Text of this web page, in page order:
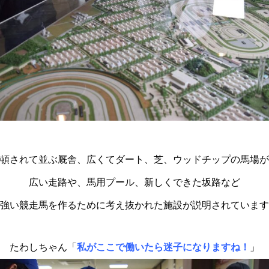
されて並ぶ厩舎、広くてダート、芝、ウッドチップの馬場
広い走路や、馬用プール、新しくできた坂路など
強い競走馬を作るために考え抜かれた施設が説明されています
たわしちゃん「 私がここで働いたら迷子になりますね！ 」